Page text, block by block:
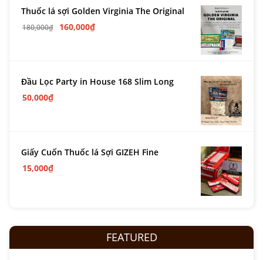
Thuốc lá sợi Golden Virginia The Original
180,000₫ 160,000₫
Đầu Lọc Party in House 168 Slim Long
50,000₫
Giấy Cuốn Thuốc lá Sợi GIZEH Fine
15,000₫
FEATURED